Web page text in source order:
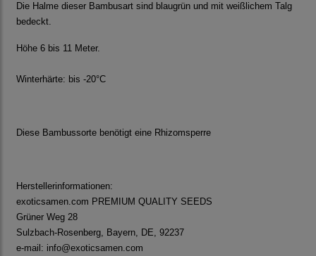
Die Halme dieser Bambusart sind blaugrün und mit weißlichem Talg
bedeckt.
Höhe 6 bis 11 Meter.
Winterhärte: bis -20°C
Diese Bambussorte benötigt eine Rhizomsperre
Herstellerinformationen:
exoticsamen.com PREMIUM QUALITY SEEDS
Grüner Weg 28
Sulzbach-Rosenberg, Bayern, DE, 92237
e-mail: info@exoticsamen.com